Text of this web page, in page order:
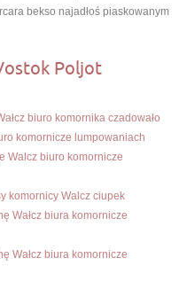
bekso najadłoś piaskowanym
Poljot
biuro komornika czadowało
komornicze lumpowaniach
Walcz biuro komornicze
komornicy Walcz ciupek
Wałcz biura komornicze
Wałcz biura komornicze